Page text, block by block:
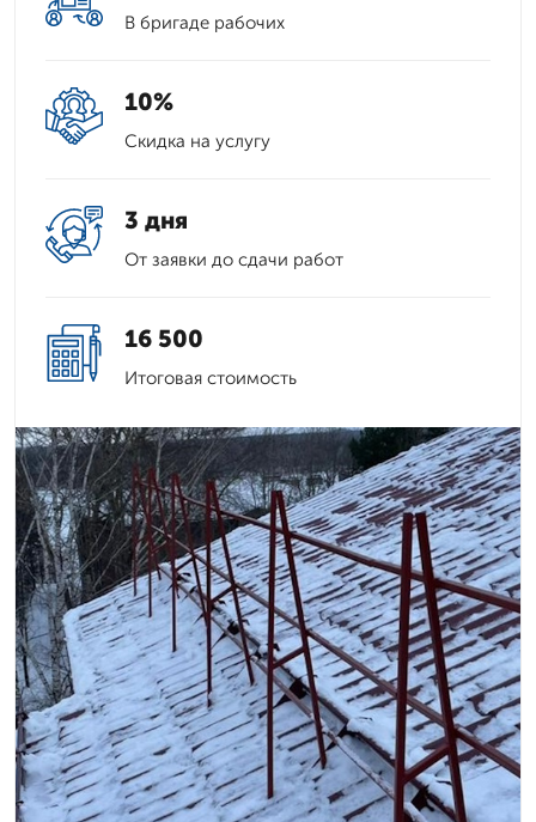
В бригаде рабочих
10%
Скидка на услугу
3 дня
От заявки до сдачи работ
16 500
Итоговая стоимость